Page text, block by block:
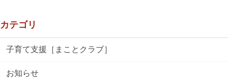
カテゴリ
子育て支援［まことクラブ］
お知らせ